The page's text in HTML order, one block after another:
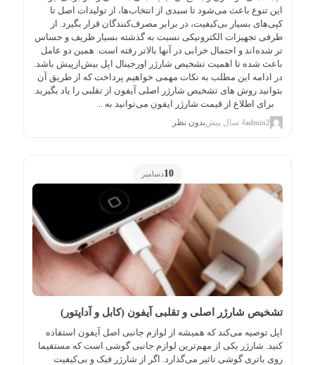
این تنوع باعث می‌­شود تا سبدی از انتخاب‌­ها، از تولیدات اصل تا
کپی‌­های بسیار بی‌کیفیت، در برابر مصرف‌کنندگان قرار بگیرد. از
طرفی تجهیزات الکترونیکی نسبت به گذشته بسیار ظریف و حساس­‌
تر شده‌­اند و احتمال خرابی در آن­ها بالاتر رفته است. همین دو عامل
باعث شده تا اهمیت تشخیص شارژر اورجینال اپل بیش‌ازپیش باشد.
در ادامه این مطلب به نکات مهمی خواهیم پرداخت که از طریق آن
بتوانید روش های تشخیص شارژر اصلی آیفون از تقلبی را یاد بگیرید.
برای اطلاع از قیمت شارژر ایفون می‌توانید به ...
admin24 سال پیش بدون نظر
10دسامبر
تشخیص شارژر اصلی و تقلبی آیفون (کابل و آداپتور)
اپل توصیه می‌کند که همیشه از لوازم جانبی اصل آیفون استفاده
کنید. شارژر یکی از مهم‌ترین لوازم جانبی گوشی است که مستقیما
روی باتری گوشی تاثیر می‌گذارد. اگر از شارژر فیک و بی‌کیفیت